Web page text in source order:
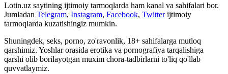
Lotin.uz saytining ijtimoiy tarmoqlarda ham kanal va sahifalari bor.
Jumladan Telegram, Instagram, Facebook, Twitter ijtimoiy
tarmoqlarda kuzatishingiz mumkin.
Shuningdek, seks, porno, zo'ravonlik, 18+ sahifalarga mutloq
qarshimiz. Yoshlar orasida erotika va pornografiya tarqalishiga
qarshi olib borilayotgan muxim chora-tadbirlarni to'liq qo'llab
quvvatlaymiz.